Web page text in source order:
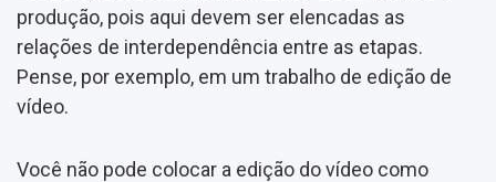
produção, pois aqui devem ser elencadas as
relações de interdependência entre as etapas.
Pense, por exemplo, em um trabalho de edição de
vídeo.
Você não pode colocar a edição do vídeo como